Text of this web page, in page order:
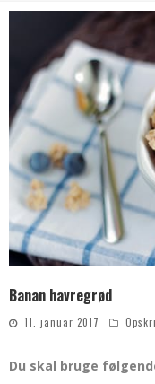
Banan havregrød
11. januar 2017
Du skal bruge